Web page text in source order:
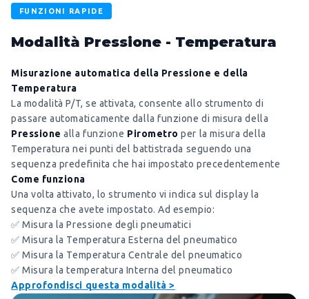
FUNZIONI RAPIDE
Modalità Pressione - Temperatura
Misurazione automatica della Pressione e della
Temperatura
La modalità P/T, se attivata, consente allo strumento di
passare automaticamente dalla funzione di misura della
Pressione alla funzione Pirometro per la misura della
Temperatura nei punti del battistrada seguendo una
sequenza predefinita che hai impostato precedentemente
Come funziona
Una volta attivato, lo strumento vi indica sul display la
sequenza che avete impostato. Ad esempio:
✅ Misura la Pressione degli pneumatici
✅ Misura la Temperatura Esterna del pneumatico
✅ Misura la Temperatura Centrale del pneumatico
✅ Misura la temperatura Interna del pneumatico
Approfondisci questa modalità >